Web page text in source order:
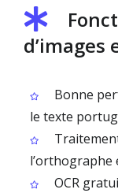
d’images
Bonne
le texte
l’orthographe
OCR